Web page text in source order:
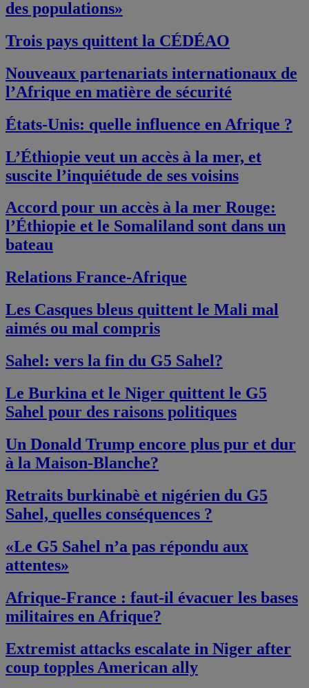
des populations»
Trois pays quittent la CÉDÉAO
Nouveaux partenariats internationaux de
l’Afrique en matière de sécurité
États-Unis: quelle influence en Afrique ?
L’Éthiopie veut un accès à la mer, et
suscite l’inquiétude de ses voisins
Accord pour un accès à la mer Rouge:
l’Éthiopie et le Somaliland sont dans un
bateau
Relations France-Afrique
Les Casques bleus quittent le Mali mal
aimés ou mal compris
Sahel: vers la fin du G5 Sahel?
Le Burkina et le Niger quittent le G5
Sahel pour des raisons politiques
Un Donald Trump encore plus pur et dur
à la Maison-Blanche?
Retraits burkinabè et nigérien du G5
Sahel, quelles conséquences ?
«Le G5 Sahel n’a pas répondu aux
attentes»
Afrique-France : faut-il évacuer les bases
militaires en Afrique?
Extremist attacks escalate in Niger after
coup topples American ally